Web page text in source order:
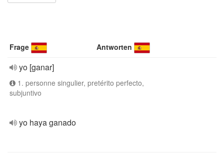
Frage Antworten
yo [ganar]
1. personne singulier, pretérito perfecto,
subjuntivo
yo haya ganado